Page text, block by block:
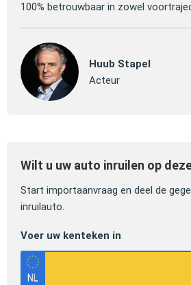
100% betrouwbaar in zowel
Huub Stapel
Acteur
Wilt u uw auto inruilen op
Start importaanvraag en deel de
inruilauto.
Voer uw kenteken in